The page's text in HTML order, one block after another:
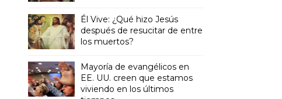
Él Vive: ¿Qué hizo Jesús
después de resucitar de entre
los muertos?
Mayoría de evangélicos en
EE. UU. creen que estamos
viviendo en los últimos